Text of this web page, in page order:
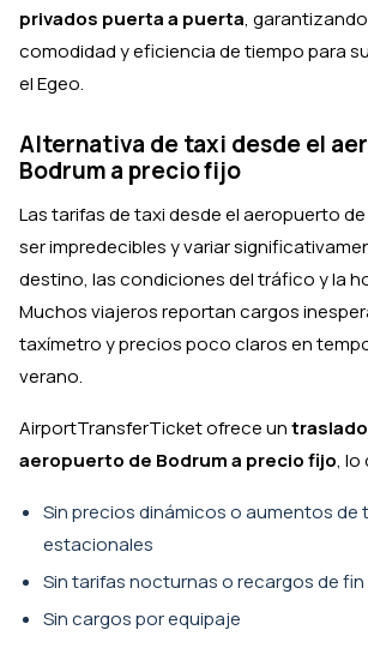
privados puerta a puerta,
comodidad y eficiencia de tiempo para
el Egeo.
Alternativa de taxi desde el
Bodrum a precio fijo
Las tarifas de taxi desde el aeropuerto
ser impredecibles y variar
destino, las condiciones del tráfico y la
Muchos viajeros reportan cargos
taxímetro y precios poco claros en
verano.
AirportTransferTicket ofrece un
aeropuerto de Bodrum a precio fijo, lo
Sin precios dinámicos o aumentos de
estacionales
Sin tarifas nocturnas o recargos de fin
Sin cargos por equipaje